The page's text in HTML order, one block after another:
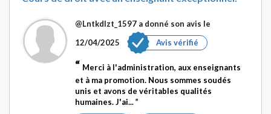
@Lntkdlzt_1597 a donné son avis le
12/04/2025
Avis vérifié
Merci à l'administration, aux enseignants
et à ma promotion. Nous sommes soudés
unis et avons de véritables qualités
humaines. J'ai...